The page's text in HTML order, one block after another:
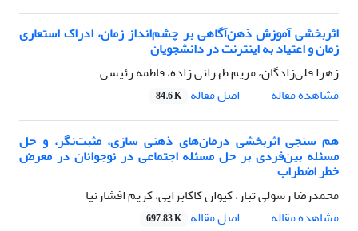
اثربخشی آموزش ذهن‌آگاهی بر چشم‌انداز زمان، ادراک استعاری
زمان و اعتیاد به اینترنت در دانشجویان
زهرا قلی‌زادگان، مریم طهرانی زاده، فاطمه رئیسی
مشاهده مقاله
اصل مقاله 84.6 K
هم سنجی اثربخشی درمان‌های ذهنی سازی، مثبت‌نگر، و حل
مسئله بین‌فردی بر حل مسئله اجتماعی در نوجوانان در معرض
خطر اضطراب
محمدرضا رسولی تبار، کیوان کاکابرایی، کریم افشارنیا
مشاهده مقاله
اصل مقاله 697.83 K